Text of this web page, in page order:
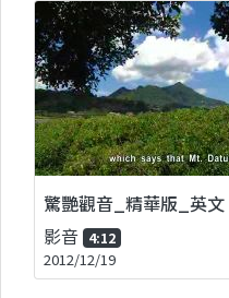
驚艷觀音_精華版_英文
影音 4:12
2012/12/19